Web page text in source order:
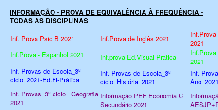
INFORMAÇÃO - PROVA DE EQUIVALÊNCIA À FREQUÊNCIA -
TODAS AS DISCIPLINAS
Inf. Prova Psic B 2021
Inf.Prova de Inglês 2021
2021
Inf.Prova - Espanhol 2021
Inf.prova Ed.Visual-Pratica
2021
Inf. Provas de Escola_3º
ciclo_2021-Ed.Fi-Prática
Inf. Provas de Escola_3º
ciclo_História_2021
Inf.
Inf. Provas_3º ciclo_ Geografia
2021
Informação PEF Economia C
Secundário 2021